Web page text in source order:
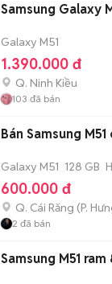
Samsung Galaxy
Galaxy M51
1.390.000 đ
Q. Ninh Kiều
103 đã bán
Bán Samsung M51
Galaxy M51 128 GB
600.000 đ
Q. Cái Răng (P.
2 đã bán
Samsung M51